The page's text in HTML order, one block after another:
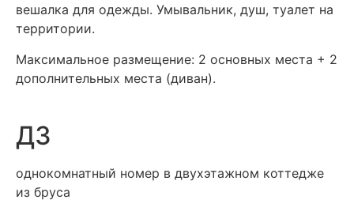
вешалка для одежды. Умывальник, душ, туалет на
территории.
Максимальное размещение: 2 основных места + 2
дополнительных места (диван).
Д3
однокомнатный номер в двухэтажном коттедже
из бруса